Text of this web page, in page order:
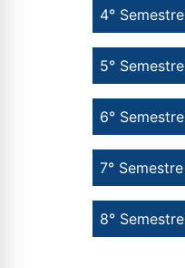
8° Semestre
7° Semestre
6° Semestre
5° Semestre
4° Semestre